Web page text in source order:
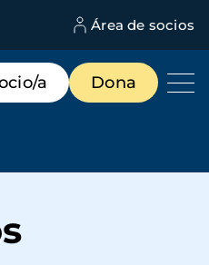
Área de socios
a Dona